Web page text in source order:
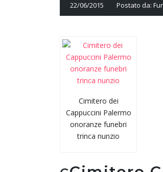
22/06/2015 Postato da:
Cimitero dei
Cappuccini Palermo
onoranze funebri
trinca nunzio